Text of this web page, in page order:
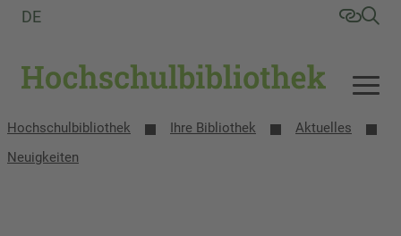
DE
Hochschulbibliothek Ihre Bibliothek
Aktuelles
Neuigkeiten